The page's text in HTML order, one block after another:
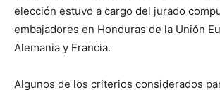
elección estuvo a cargo del jurado
embajadores en Honduras de la Unión
Alemania y Francia.
Algunos de los criterios considerados